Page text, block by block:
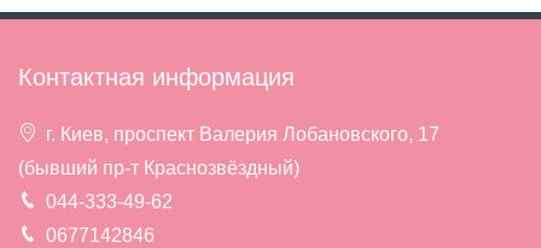
Контактная информация
г. Киев, проспект Валерия Лобановского, 17
(бывший пр-т Краснозвёздный)
044-333-49-62
0677142846